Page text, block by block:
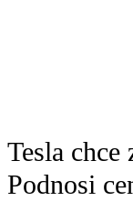
Tesla
Podnosi